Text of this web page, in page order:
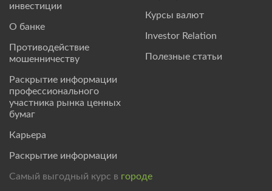
инвестиции
О банке
Противодействие
мошенничеству
Раскрытие информации
профессионального
участника рынка ценных
бумаг
Карьера
Раскрытие информации
Курсы валют
Investor Relation
Полезные статьи
Самый выгодный курс в городе